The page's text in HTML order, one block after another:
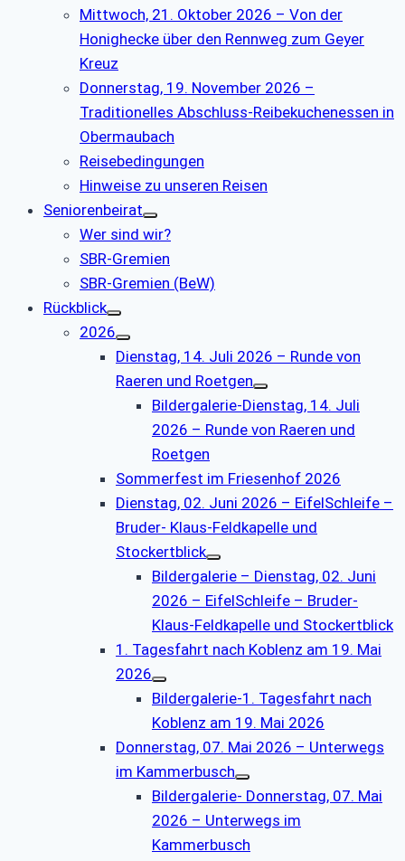
Mittwoch, 21. Oktober 2026 – Von der
Honighecke über den Rennweg zum Geyer
Kreuz
Donnerstag, 19. November 2026 –
Traditionelles Abschluss-Reibekuchenessen in
Obermaubach
Reisebedingungen
Hinweise zu unseren Reisen
Seniorenbeirat
Wer sind wir?
SBR-Gremien
SBR-Gremien (BeW)
Rückblick
2026
Dienstag, 14. Juli 2026 – Runde von
Raeren und Roetgen
Bildergalerie-Dienstag, 14. Juli
2026 – Runde von Raeren und
Roetgen
Sommerfest im Friesenhof 2026
Dienstag, 02. Juni 2026 – EifelSchleife –
Bruder- Klaus-Feldkapelle und
Stockertblick
Bildergalerie – Dienstag, 02. Juni
2026 – EifelSchleife – Bruder-
Klaus-Feldkapelle und Stockertblick
1. Tagesfahrt nach Koblenz am 19. Mai
2026
Bildergalerie-1. Tagesfahrt nach
Koblenz am 19. Mai 2026
Donnerstag, 07. Mai 2026 – Unterwegs
im Kammerbusch
Bildergalerie- Donnerstag, 07. Mai
2026 – Unterwegs im
Kammerbusch